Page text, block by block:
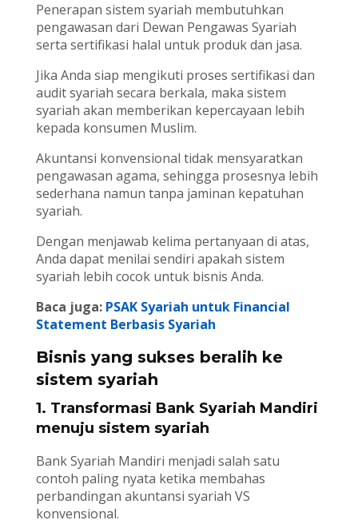
Penerapan sistem syariah membutuhkan
pengawasan dari Dewan Pengawas Syariah
serta sertifikasi halal untuk produk dan jasa.
Jika Anda siap mengikuti proses sertifikasi dan
audit syariah secara berkala, maka sistem
syariah akan memberikan kepercayaan lebih
kepada konsumen Muslim.
Akuntansi konvensional tidak mensyaratkan
pengawasan agama, sehingga prosesnya lebih
sederhana namun tanpa jaminan kepatuhan
syariah.
Dengan menjawab kelima pertanyaan di atas,
Anda dapat menilai sendiri apakah sistem
syariah lebih cocok untuk bisnis Anda.
Baca juga: PSAK Syariah untuk Financial
Statement Berbasis Syariah
Bisnis yang sukses beralih ke
sistem syariah
1. Transformasi Bank Syariah Mandiri
menuju sistem syariah
Bank Syariah Mandiri menjadi salah satu
contoh paling nyata ketika membahas
perbandingan akuntansi syariah VS
konvensional.